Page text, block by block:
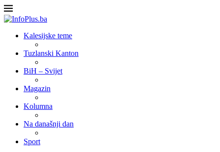
Kalesijske teme
Tuzlanski Kanton
BiH – Svijet
Magazin
Kolumna
Na današnji dan
Sport